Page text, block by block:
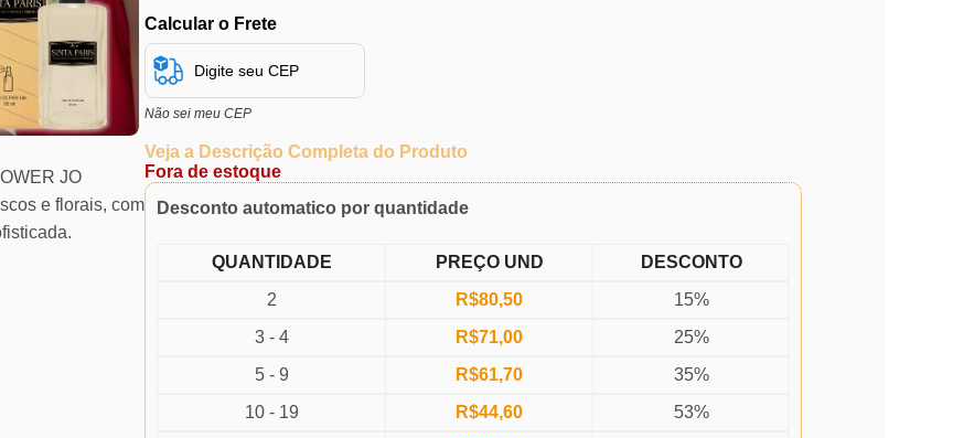
JO
e florais, com
Calcular o Frete
Não sei meu CEP
Veja a Descrição Completa do Produto
Fora de estoque
Desconto automatico por quantidade
QUANTIDADE PREÇO UND
DESCONTO
2
R$80,50
15%
3 - 4
R$71,00
25%
5 - 9
R$61,70
35%
10 - 19
R$44,60
53%